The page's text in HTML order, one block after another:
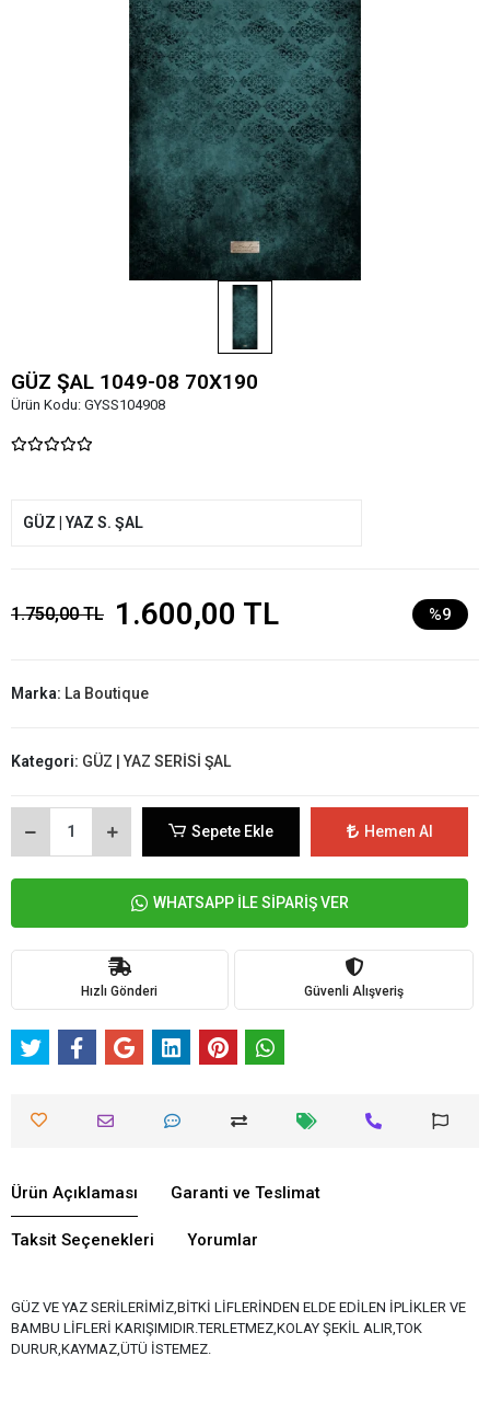
GÜZ ŞAL 1049-08 70X190
Ürün Kodu: GYSS104908
GÜZ | YAZ S. ŞAL
1.750,00 TL 1.600,00 TL %9
Marka: La Boutique
Kategori: GÜZ | YAZ SERİSİ ŞAL
Sepete Ekle Hemen Al
WHATSAPP İLE SİPARİŞ VER
Hızlı Gönderi Güvenli Alışveriş
Ürün Açıklaması Garanti ve Teslimat
Taksit Seçenekleri Yorumlar
GÜZ VE YAZ SERİLERİMİZ,BİTKİ LİFLERİNDEN ELDE EDİLEN İPLİKLER VE
BAMBU LİFLERİ KARIŞIMIDIR.TERLETMEZ,KOLAY ŞEKİL ALIR,TOK
DURUR,KAYMAZ,ÜTÜ İSTEMEZ.